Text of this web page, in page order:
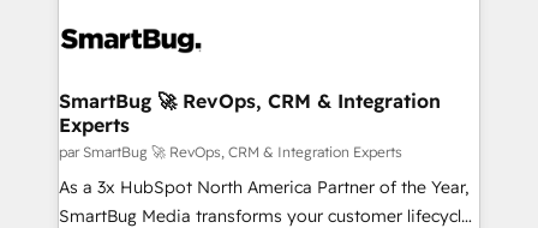
SmartBug 🚀 RevOps, CRM & Integration
Experts
par SmartBug 🚀 RevOps, CRM & Integration Experts
As a 3x HubSpot North America Partner of the Year,
SmartBug Media transforms your customer lifecycle